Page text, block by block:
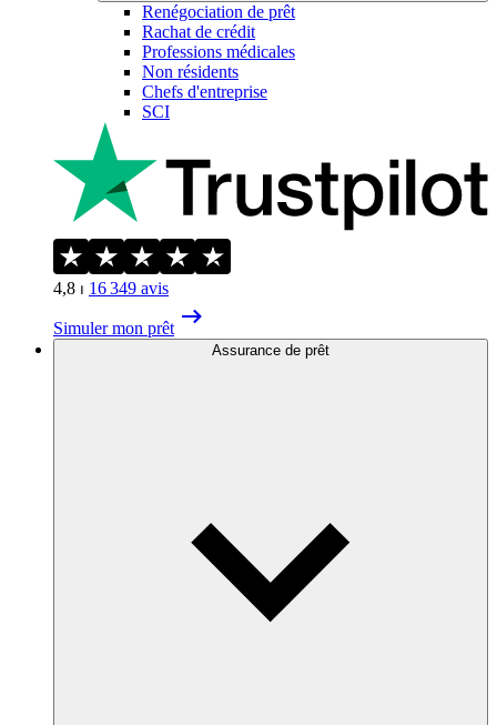
Renégociation de prêt
Rachat de crédit
Professions médicales
Non résidents
Chefs d'entreprise
SCI
4,8 ⏐ 16 349 avis
Simuler mon prêt
Assurance de prêt